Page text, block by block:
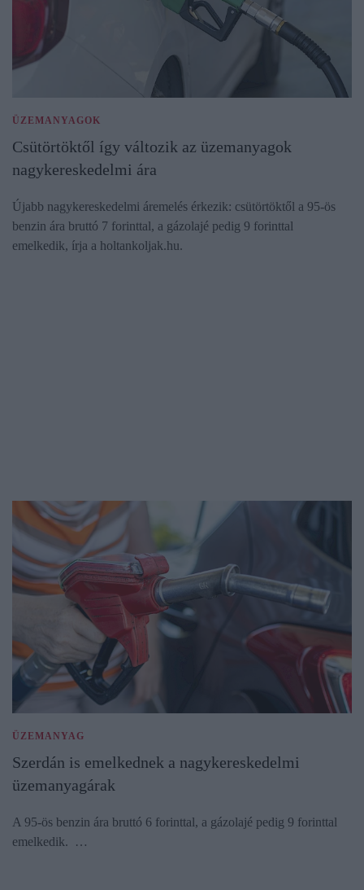
ÜZEMANYAGOK
Csütörtöktől így változik az üzemanyagok
nagykereskedelmi ára
Újabb nagykereskedelmi áremelés érkezik: csütörtöktől a 95-ös
benzin ára bruttó 7 forinttal, a gázolajé pedig 9 forinttal
emelkedik, írja a holtankoljak.hu.
ÜZEMANYAG
Szerdán is emelkednek a nagykereskedelmi
üzemanyagárak
A 95-ös benzin ára bruttó 6 forinttal, a gázolajé pedig 9 forinttal
emelkedik. …